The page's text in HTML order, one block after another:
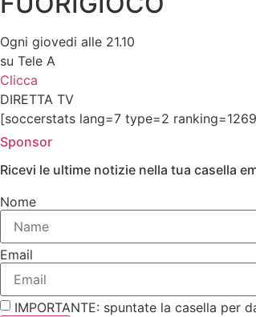
Ogni giovedi alle 21.10
su Tele A
Clicca
DIRETTA TV
[soccerstats lang=7 type=2
Sponsor
Ricevi le ultime notizie nella tua casella
Nome
Email
IMPORTANTE: spuntate la casella